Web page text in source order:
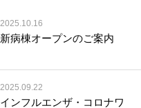
2025.10.16
新病棟オープンのご案内
2025.09.22
インフルエンザ・コロナワ